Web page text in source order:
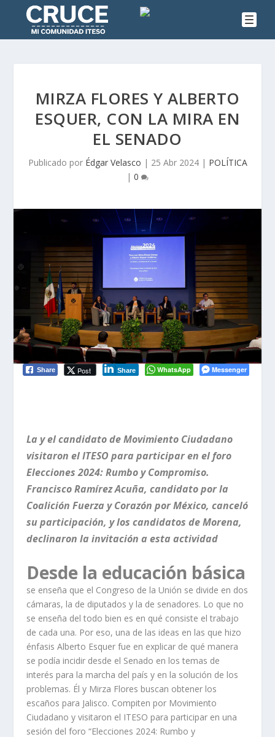
MIRZA FLORES Y ALBERTO
ESQUER, CON LA MIRA EN
EL SENADO
Publicado por Édgar Velasco | 25 Abr 2024| POLÍTICA
| 0
Share Post Share WhatsApp Messenger
La y el candidato de Movimiento Ciudadano
visitaron el ITESO para participar en el foro
Elecciones 2024: Rumbo y Compromiso.
Francisco Ramírez Acuña, candidato por la
Coalición Fuerza y Corazón por México, canceló
su participación, y los candidatos de Morena,
declinaron la invitación a esta actividad
Desde la educación básica
se enseña que el Congreso de la Unión se divide en dos
cámaras, la de diputados y la de senadores. Lo que no
se enseña del todo bien es en qué consiste el trabajo
de cada una. Por eso, una de las ideas en las que hizo
énfasis Alberto Esquer fue en explicar de qué manera
se podía incidir desde el Senado en los temas de
interés para la marcha del país y en la solución de los
problemas. Él y Mirza Flores buscan obtener los
escaños para Jalisco. Compiten por Movimiento
Ciudadano y visitaron el ITESO para participar en una
sesión del foro “Elecciones 2024: Rumbo y